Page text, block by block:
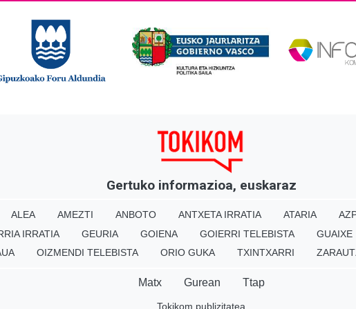
Gertuko informazioa, euskaraz
ALEA AMEZTI ANBOTO ANTXETA IRRATIA ATARIA
IRRATIA GEURIA GOIENA GOIERRI TELEBISTA
GUAIXE
OIZMENDI TELEBISTA ORIO GUKA TXINTXARRI
Matx Gurean Ttap
Tokikom publizitatea